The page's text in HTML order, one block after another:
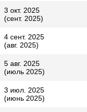
3 окт. 2025
(сент. 2025)
4 сент. 2025
(авг. 2025)
5 авг. 2025
(июль 2025)
3 июл. 2025
(июнь 2025)